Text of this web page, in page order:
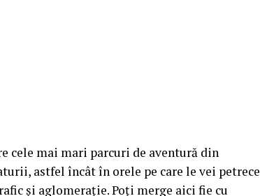
cele mai mari parcuri de aventură din
astfel încât în orele pe care le vei petrece
și aglomerație. Poți merge aici fie cu